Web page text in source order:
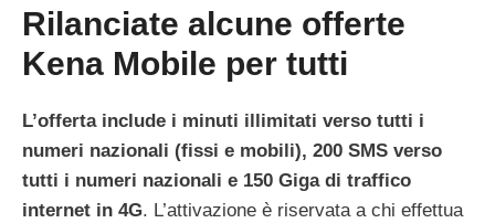
Rilanciate alcune offerte
Kena Mobile per tutti
L’offerta include i minuti illimitati verso tutti i
numeri nazionali (fissi e mobili), 200 SMS verso
tutti i numeri nazionali e 150 Giga di traffico
internet in 4G. L’attivazione è riservata a chi effettua